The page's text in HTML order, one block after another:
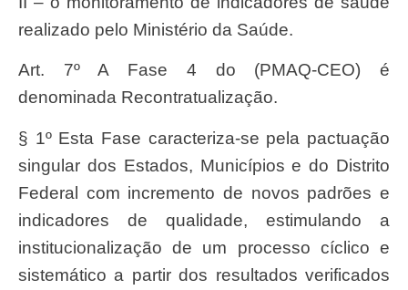
realizado pelo Ministério da Saúde.
Art. 7º A Fase 4 do (PMAQ-CEO) é
denominada Recontratualização.
§ 1º Esta Fase caracteriza-se pela pactuação
singular dos Estados, Municípios e do Distrito
Federal com incremento de novos padrões e
indicadores de qualidade, estimulando a
institucionalização de um processo cíclico e
sistemático a partir dos resultados verificados